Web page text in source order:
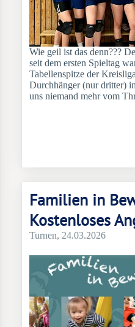
Wie geil ist das denn???
seit dem ersten Spieltag
Tabellenspitze der
Durchhänger (nur dritter)
uns niemand mehr vom
Familien in
Kostenloses
Turnen, 24.03.2026